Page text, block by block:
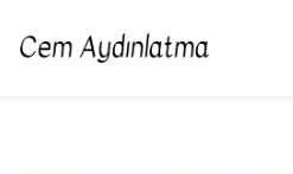
NEW25> STAR SOFT